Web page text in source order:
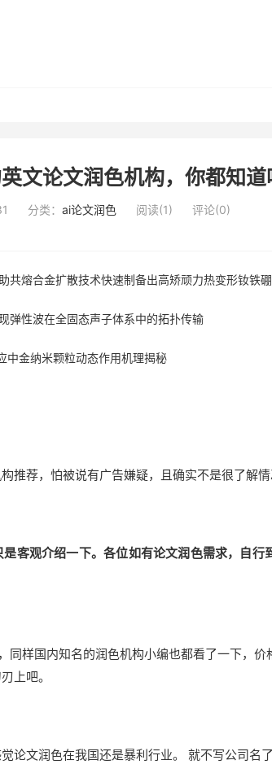
文论文润色机构，你都知道
分类： ai论文润色 阅读(1) 评论(0)
共熔合金扩散技术快速制备出高矫顽力热变形钕铁硼
弹性波在全固态声子体系中的拓扑传输
中金纳米颗粒动态作用机理揭秘
推荐，怕被说有广告嫌疑，且确实不是很了解情
客观介绍一下。各位如有论文润色需求，自行
同样国内知名的润色机构小编也都看了一下，价
上吧。
论文润色在我国还是暴利行业。 就不写公司名